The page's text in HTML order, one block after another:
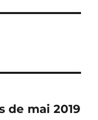
de mai 2019